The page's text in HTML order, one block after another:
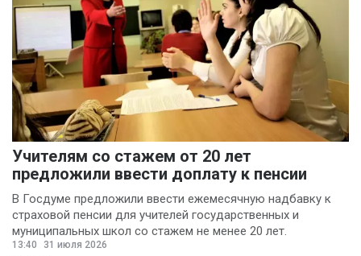
Учителям со стажем от 20 лет
предложили ввести доплату к пенсии
В Госдуме предложили ввести ежемесячную надбавку к
страховой пенсии для учителей государственных и
муниципальных школ со стажем не менее 20 лет.
13:40
31 июля 2026